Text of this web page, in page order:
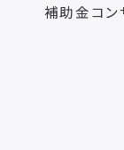
補助金コン